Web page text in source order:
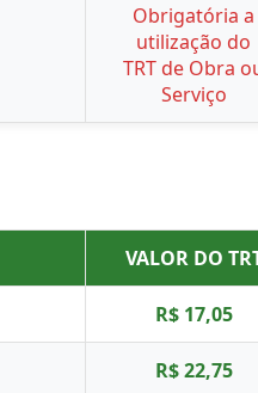
Obrigatória a
utilização do
TRT de Obra
Serviço
VALOR DO
R$ 17,05
R$ 22,75